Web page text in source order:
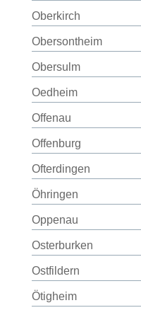
Oberkirch
Obersontheim
Obersulm
Oedheim
Offenau
Offenburg
Ofterdingen
Öhringen
Oppenau
Osterburken
Ostfildern
Ötigheim